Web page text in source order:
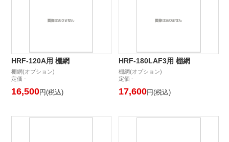
HRF-120A用 棚網
棚網(オプション)
定価 -
16,500円(税込)
HRF-180LAF3用 棚網
棚網(オプション)
定価 -
17,600円(税込)